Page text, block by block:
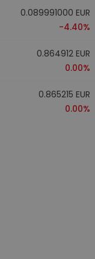
0.089991000 EUR
-4.40%
0.864912 EUR
0.00%
0.865215 EUR
0.00%